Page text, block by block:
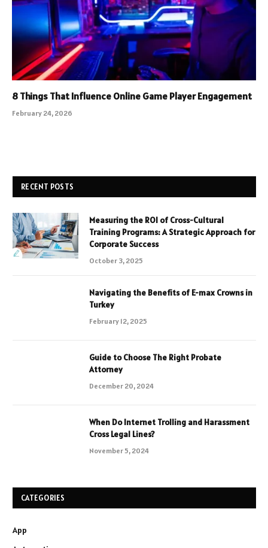
8 Things That Influence Online Game Player Engagement
February 24, 2026
RECENT POSTS
Measuring the ROI of Cross-Cultural
Training Programs: A Strategic Approach for
Corporate Success
October 3, 2025
Navigating the Benefits of E-max Crowns in
Turkey
February 12, 2025
Guide to Choose The Right Probate
Attorney
December 20, 2024
When Do Internet Trolling and Harassment
Cross Legal Lines?
November 5, 2024
CATEGORIES
App